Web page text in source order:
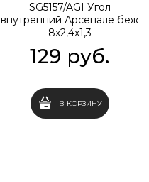
SG5157/AGI Угол
внутренний Арсенале беж
8х2,4х1,3
129 руб.
В КОРЗИНУ